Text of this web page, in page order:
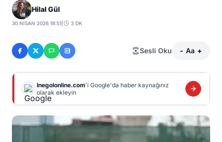
Hilal Gül
30 NISAN 2026 18:51 3 DK
Sesli Oku - Aa +
Inegolonline.com'i Google'da haber kaynağınız
olarak ekleyin